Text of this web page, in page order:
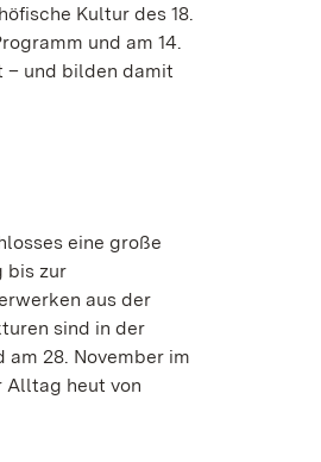
Kultur des 18.
und am 14.
– und bilden damit
eine große
bis zur
aus der
sind in der
28. November im
Alltag heut von